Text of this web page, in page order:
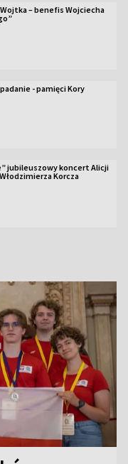
Wojtka – benefis Wojciecha
- pamięci Kory
jubileuszowy koncert Alicji
Korcza